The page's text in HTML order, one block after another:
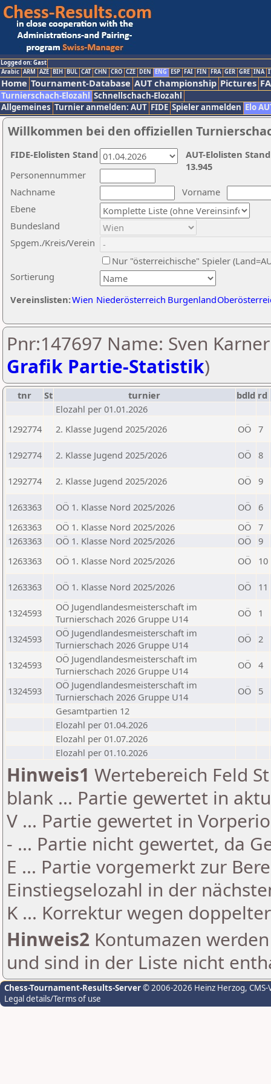
Logged on: Gast
Arabic ARM AZE BIH BUL CAT CHN CRO CZE DEN ENG ESP FAI FIN FRA GER GRE INA
Home Tournament-Database AUT championship Pictures
Turnierschach-Elozahl Schnellschach-Elozahl
Allgemeines Turnier anmelden: AUT FIDE Spieler anmelden Elo
Willkommen bei den offiziellen
Nachname
Vorname
Ebene
Sortierung
Personennummer
Bundesland
Spgem./Kreis/Verein
Nur "österreichische" Spieler
Vereinslisten:Wien Niederösterreich Burgenland
AUT-Elolisten
13.945
FIDE-Elolisten Stand
Pnr:147697 Name: Sven
Grafik Partie-Statistik)
tnr St turnier bdld rd
Elozahl per 01.01.2026
1292774
2. Klasse Jugend 2025/2026 OÖ 7
1292774 2. Klasse Jugend 2025/2026 OÖ 8
1292774 2. Klasse Jugend 2025/2026 OÖ 9
1263363 OÖ 1. Klasse Nord 2025/2026 OÖ
6
1263363
OÖ 1. Klasse Nord 2025/2026 OÖ 7
1263363
OÖ 1. Klasse Nord 2025/2026 OÖ 9
1263363
OÖ 1. Klasse Nord 2025/2026 OÖ 10
1263363 OÖ 1. Klasse Nord 2025/2026 OÖ 11
1324593
OÖ Jugendlandesmeisterschaft im
Turnierschach 2026 Gruppe U14
OÖ 1
1324593
OÖ Jugendlandesmeisterschaft im
Turnierschach 2026 Gruppe U14
OÖ 2
1324593
OÖ Jugendlandesmeisterschaft im
Turnierschach 2026 Gruppe U14
OÖ 4
1324593
OÖ Jugendlandesmeisterschaft im
Turnierschach 2026 Gruppe U14
OÖ
5
Gesamtpartien 12
Elozahl per 01.04.2026
Elozahl per 01.07.2026
Elozahl per 01.10.2026
Hinweis1 Wertebereich Feld
blank ... Partie gewertet in
V ... Partie gewertet in
- ... Partie nicht gewertet, da
E ... Partie vorgemerkt zur
Einstiegselozahl in der
K ... Korrektur wegen
Hinweis2 Kontumazen
und sind in der Liste nicht
Chess-Tournament-Results-Server© 2006-2026 Heinz Herzog,
Legal details/Terms of use